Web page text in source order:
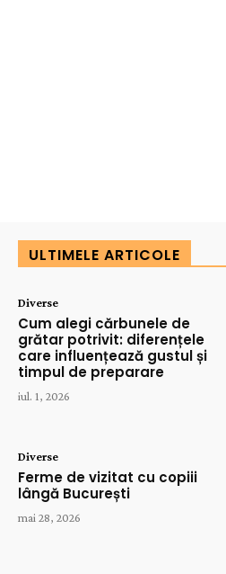
ULTIMELE ARTICOLE
Diverse
Cum alegi cărbunele de
grătar potrivit: diferențele
care influențează gustul și
timpul de preparare
iul. 1, 2026
Diverse
Ferme de vizitat cu copiii
lângă București
mai 28, 2026